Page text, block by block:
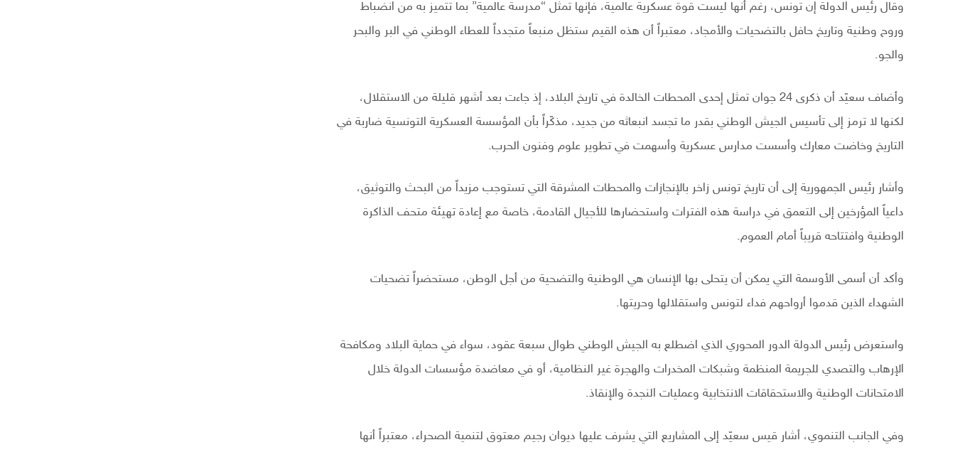
وقال رئيس الدولة إن تونس، رغم أنها ليست قوة عسكرية عالمية، فإنها تمثل “مدرسة عالمية” بما تتميز به من انضباط
وروح وطنية وتاريخ حافل بالتضحيات والأمجاد، معتبراً أن هذه القيم ستظل منبعاً متجدداً للعطاء الوطني في البر والبحر
والجو.
وأضاف سعيّد أن ذكرى 24 جوان تمثل إحدى المحطات الخالدة في تاريخ البلاد، إذ جاءت بعد أشهر قليلة من الاستقلال،
لكنها لا ترمز إلى تأسيس الجيش الوطني بقدر ما تجسد انبعاثه من جديد، مذكّراً بأن المؤسسة العسكرية التونسية ضاربة في
التاريخ وخاضت معارك وأسست مدارس عسكرية وأسهمت في تطوير علوم وفنون الحرب.
وأشار رئيس الجمهورية إلى أن تاريخ تونس زاخر بالإنجازات والمحطات المشرقة التي تستوجب مزيداً من البحث والتوثيق،
داعياً المؤرخين إلى التعمق في دراسة هذه الفترات واستحضارها للأجيال القادمة، خاصة مع إعادة تهيئة متحف الذاكرة
الوطنية وافتتاحه قريباً أمام العموم.
وأكد أن أسمى الأوسمة التي يمكن أن يتحلى بها الإنسان هي الوطنية والتضحية من أجل الوطن، مستحضراً تضحيات
الشهداء الذين قدموا أرواحهم فداء لتونس واستقلالها وحريتها.
واستعرض رئيس الدولة الدور المحوري الذي اضطلع به الجيش الوطني طوال سبعة عقود، سواء في حماية البلاد ومكافحة
الإرهاب والتصدي للجريمة المنظمة وشبكات المخدرات والهجرة غير النظامية، أو في معاضدة مؤسسات الدولة خلال
الامتحانات الوطنية والاستحقاقات الانتخابية وعمليات النجدة والإنقاذ.
وفي الجانب التنموي، أشار قيس سعيّد إلى المشاريع التي يشرف عليها ديوان رجيم معتوق لتنمية الصحراء، معتبراً أنها